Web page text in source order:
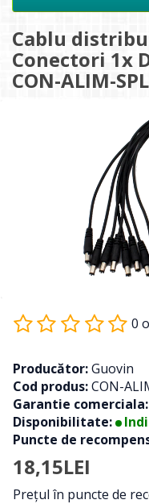
Cablu
Conectori 1x
CON-ALIM-
0
Producător:Guovin
Cod produs:CON-
Garantie comerciala:
Disponibilitate:
Puncte de
18,15LEI
Preţul în puncte de